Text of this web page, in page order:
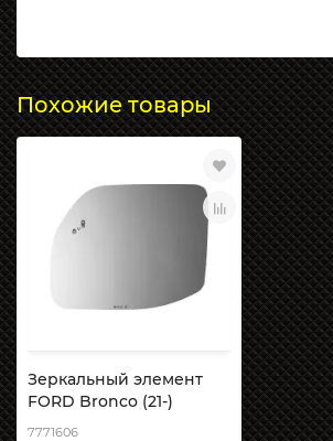
Похожие товары
Зеркальный элемент
FORD Bronco (21-)
7771606